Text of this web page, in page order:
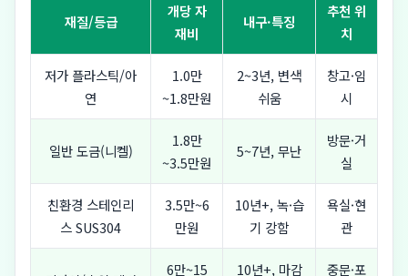
재질/등급
개당 자
재비
내구·특징
추천 위
치
저가 플라스틱/아
연
1.0만
~1.8만원
2~3년, 변색
쉬움
창고·임
시
일반 도금(니켈)
1.8만
~3.5만원
5~7년, 무난
방문·거
실
친환경 스테인리
스 SUS304
3.5만~6
만원
10년+, 녹·습
기 강함
욕실·현
관
6만~15
10년+, 마감
중문·포